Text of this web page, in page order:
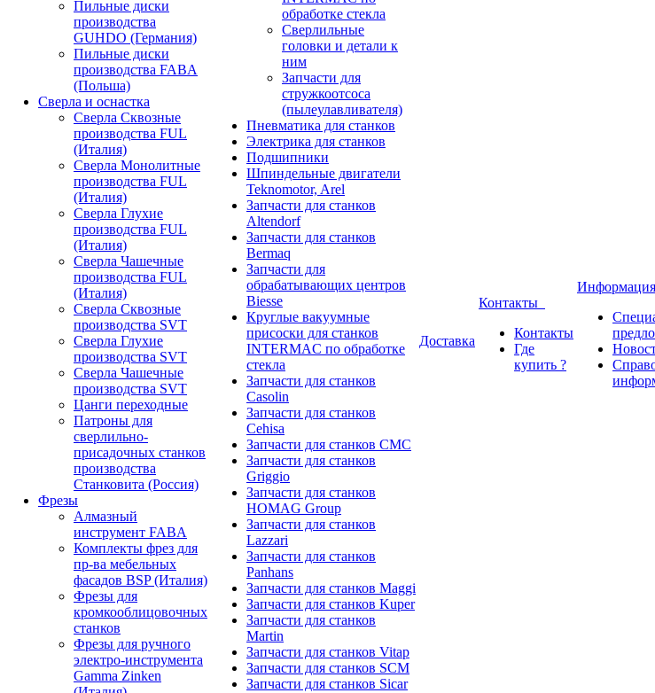
Пильные диски
производства
GUHDO (Германия)
Пильные диски
производства FABA
(Польша)
Сверла и оснастка
Сверла Сквозные
производства FUL
(Италия)
Сверла Монолитные
производства FUL
(Италия)
Сверла Глухие
производства FUL
(Италия)
Сверла Чашечные
производства FUL
(Италия)
Сверла Сквозные
производства SVT
Сверла Глухие
производства SVT
Сверла Чашечные
производства SVT
Цанги переходные
Патроны для
сверлильно-
присадочных станков
производства
Станковита (Россия)
Фрезы
Алмазный
инструмент FABA
Комплекты фрез для
пр-ва мебельных
фасадов BSP (Италия)
Фрезы для
кромкооблицовочных
станков
Фрезы для ручного
электро-инструмента
Gamma Zinken
обработке стекла
Сверлильные
головки и детали к
ним
Запчасти для
стружкоотсоса
(пылеулавливателя)
Пневматика для станков
Электрика для станков
Подшипники
Шпиндельные двигатели
Teknomotor, Arel
Запчасти для станков
Altendorf
Запчасти для станков
Bermaq
Запчасти для
обрабатывающих центров
Biesse
Круглые вакуумные
присоски для станков
INTERMAC по обработке
стекла
Запчасти для станков
Casolin
Запчасти для станков
Cehisa
Запчасти для станков CMC
Запчасти для станков
Griggio
Запчасти для станков
HOMAG Group
Запчасти для станков
Lazzari
Запчасти для станков
Panhans
Запчасти для станков Maggi
Запчасти для станков Kuper
Запчасти для станков
Martin
Запчасти для станков Vitap
Запчасти для станков SCM
Запчасти для станков Sicar
Доставка
Контакты
Контакты
Где
купить ?